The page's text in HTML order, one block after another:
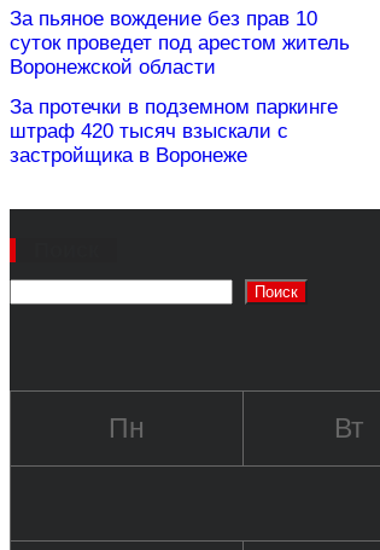
За пьяное вождение без прав 10
суток проведет под арестом житель
Воронежской области
За протечки в подземном паркинге
штраф 420 тысяч взыскали с
застройщика в Воронеже
Поиск
Пн Вт